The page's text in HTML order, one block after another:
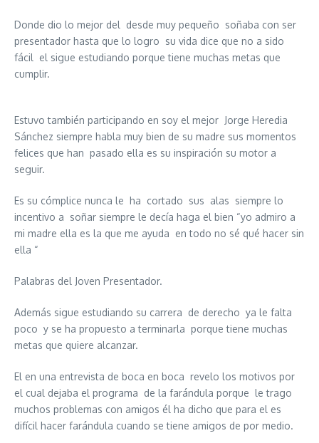
Donde dio lo mejor del desde muy pequeño soñaba con ser
presentador hasta que lo logro su vida dice que no a sido
fácil el sigue estudiando porque tiene muchas metas que
cumplir.
Estuvo también participando en soy el mejor Jorge Heredia
Sánchez siempre habla muy bien de su madre sus momentos
felices que han pasado ella es su inspiración su motor a
seguir.
Es su cómplice nunca le ha cortado sus alas siempre lo
incentivo a soñar siempre le decía haga el bien “yo admiro a
mi madre ella es la que me ayuda en todo no sé qué hacer sin
ella “
Palabras del Joven Presentador.
Además sigue estudiando su carrera de derecho ya le falta
poco y se ha propuesto a terminarla porque tiene muchas
metas que quiere alcanzar.
El en una entrevista de boca en boca revelo los motivos por
el cual dejaba el programa de la farándula porque le trago
muchos problemas con amigos él ha dicho que para el es
difícil hacer farándula cuando se tiene amigos de por medio.